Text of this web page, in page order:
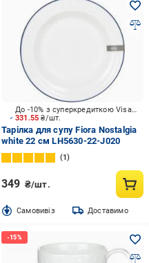
331.55₴/шт.
До -10% з суперкредиткою Visa Вигода
Тарілка для супу Fiora Nostalgia
white 22 см LH5630-22-J020
1
349 ₴/шт.
Cамовивіз Доставимо